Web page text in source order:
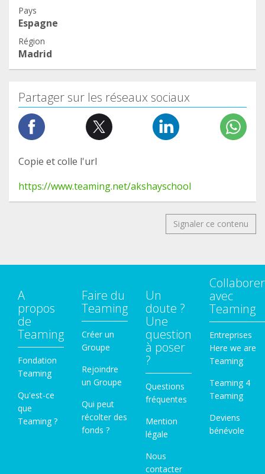
Pays
Espagne
Région
Madrid
Partager sur les réseaux sociaux
Copie et colle l'url
https://www.teaming.net/akshayschool
Signaler ce contenu
A
propos
de
Teaming
Fondation
Teaming
Qu'est-ce
que
Teaming ?
Faire du
Teaming
Créer un
Groupe
Rejoindre
un Groupe
Qui peut
récolter des
fonds ?
Un
doute ?
Une
question
à poser
?
Questions
fréquentes
Mention
légale
Nous
contacter
Collaborer
avec
Teaming
Entreprises
Here we are
Teaming
Teaming 4
Teaming
Deviens
bénévole